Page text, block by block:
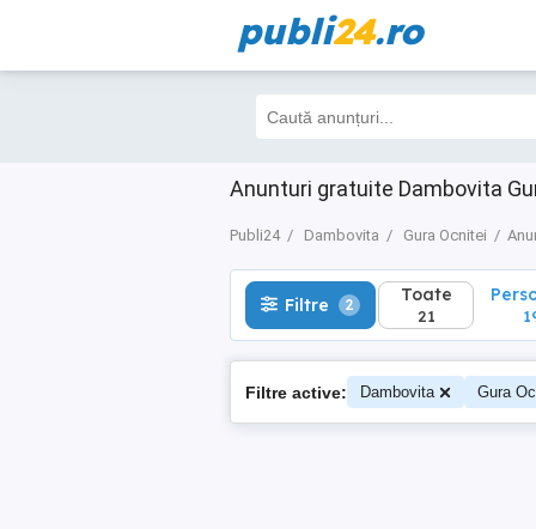
publi24.ro
Anunturi gratuite Dambovita
Publi24 Dambovita Gura Ocnitei
Filtre 2 Toate
21
Filtre 2 Toate
21
Filtre active: Dambovita Gura